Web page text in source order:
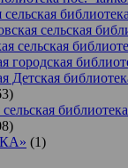
библиотека
сельская
сельская
городская
Детская
библиотека
(1)